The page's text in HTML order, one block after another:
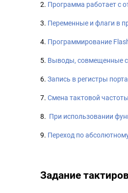
2. Программа работает с
3. Переменные и флаги в
4. Программирование
5. Выводы, совмещенные с
6. Запись в регистры
7. Смена тактовой частоты
8. При использовании
9. Переход по
Задание